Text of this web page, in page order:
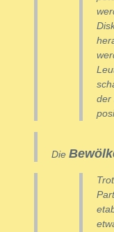
der
Die